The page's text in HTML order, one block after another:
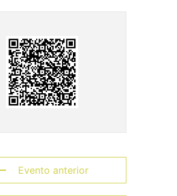
Evento anterior